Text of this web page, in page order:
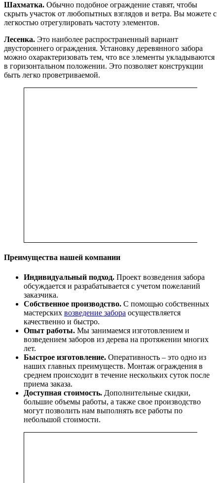
Шахматка. Обычно подобное ограждение ставят, чтобы
скрыть участок от любопытных взглядов и ветра. Вы можете с
легкостью отрегулировать частоту элементов.
Лесенка. Это наиболее распространенный вариант
двустороннего ограждения. Установку деревянного забора
можно охарактеризовать тем, что все элементы укладываются
в горизонтальном положении. Это позволяет конструкции
быть легко проветриваемой.
Преимущества нашей компании
Индивидуальный подход. Проект возведения забора
обсуждается и разрабатывается с учетом пожеланий
заказчика.
Собственное производство. С помощью собственных
мастерских возведение забора осуществляется
качественно и быстро.
Опыт работы. Мы занимаемся изготовлением и
возведением заборов из дерева на протяжении многих
лет.
Быстрое изготовление. Оперативность – это одно из
наших главных преимуществ. Монтаж ограждения в
среднем происходит в течение нескольких суток после
приема заказа.
Доступная стоимость. Дополнительные скидки,
большие объемы работы, а также свое производство
могут позволить нам выполнять все работы по
небольшой стоимости.